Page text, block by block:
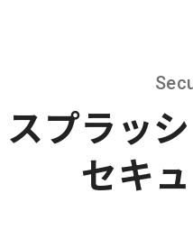
スプラッ
セキ